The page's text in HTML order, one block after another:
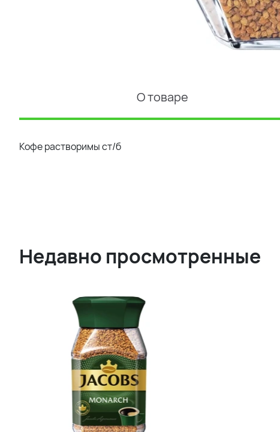
О товаре
Кофе растворимы ст/б
Недавно просмотренные